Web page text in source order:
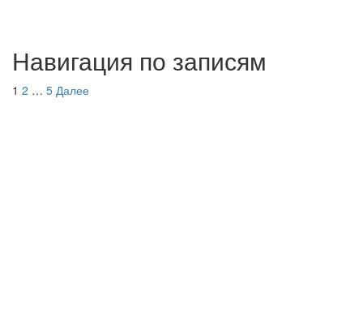
Навигация по записям
1 2 … 5 Далее